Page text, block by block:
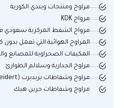
مراوح ومنتجات ويندي الكورية
مرواح KDK
مرواح الشفط المركزية سعودي
المراوح الهوائية التي تعمل بدون
المكيفات الصحراوية للمصانع
مراوح الجدارية وسلالم الطوارئ
مراوح وشفاطات بريديرت (Breidert)
مراوح وشفاطات جرين هيك